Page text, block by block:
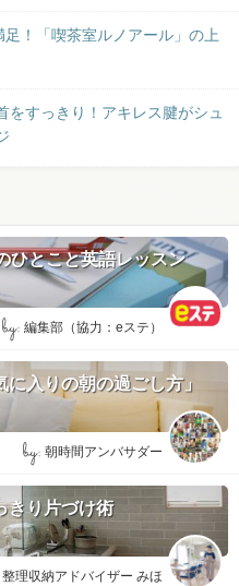
足！「喫茶室ルノアール」の上
をすっきり！アキレス腱がシュ
ひとこと英語レッスン
by: 編集部（協力：eステ）
入りの朝の過ごし方」
by: 朝時間アンバサダー
きり片づけ術
整理収納アドバイザー みほ